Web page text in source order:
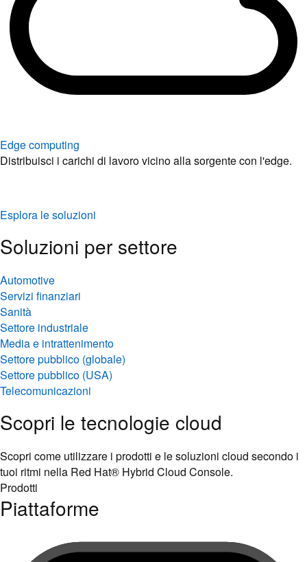
Edge computing
Distribuisci i carichi di lavoro vicino alla sorgente con l'edge.
Esplora le soluzioni
Soluzioni per settore
Automotive
Servizi finanziari
Sanità
Settore industriale
Media e intrattenimento
Settore pubblico (globale)
Settore pubblico (USA)
Telecomunicazioni
Scopri le tecnologie cloud
Scopri come utilizzare i prodotti e le soluzioni cloud secondo i
tuoi ritmi nella Red Hat® Hybrid Cloud Console.
Prodotti
Piattaforme